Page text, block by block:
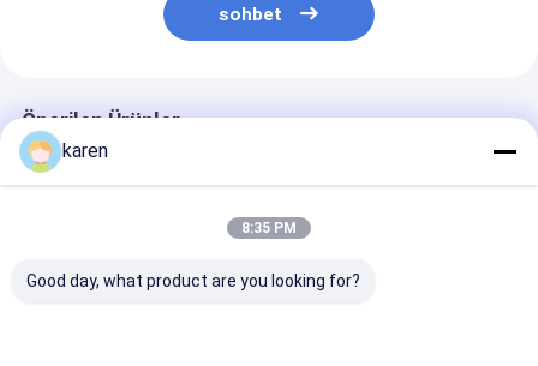
Johnson ekran filtresi
Metal örgü çit
sohbet
Önerilen Ürünler
karen
8:35 PM
Good day, what product are you looking for?